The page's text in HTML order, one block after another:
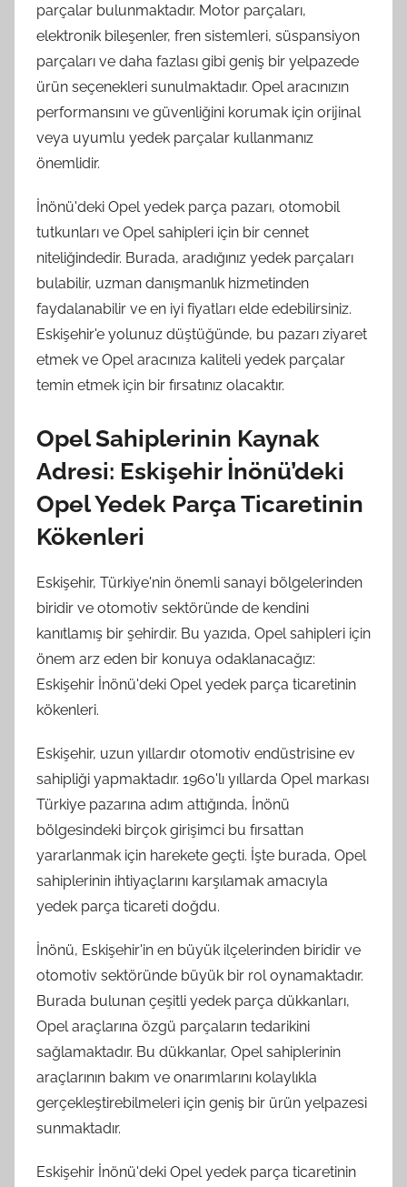
parçalar bulunmaktadır. Motor parçaları,
elektronik bileşenler, fren sistemleri, süspansiyon
parçaları ve daha fazlası gibi geniş bir yelpazede
ürün seçenekleri sunulmaktadır. Opel aracınızın
performansını ve güvenliğini korumak için orijinal
veya uyumlu yedek parçalar kullanmanız
önemlidir.
İnönü'deki Opel yedek parça pazarı, otomobil
tutkunları ve Opel sahipleri için bir cennet
niteliğindedir. Burada, aradığınız yedek parçaları
bulabilir, uzman danışmanlık hizmetinden
faydalanabilir ve en iyi fiyatları elde edebilirsiniz.
Eskişehir'e yolunuz düştüğünde, bu pazarı ziyaret
etmek ve Opel aracınıza kaliteli yedek parçalar
temin etmek için bir fırsatınız olacaktır.
Opel Sahiplerinin Kaynak
Adresi: Eskişehir İnönü’deki
Opel Yedek Parça Ticaretinin
Kökenleri
Eskişehir, Türkiye'nin önemli sanayi bölgelerinden
biridir ve otomotiv sektöründe de kendini
kanıtlamış bir şehirdir. Bu yazıda, Opel sahipleri için
önem arz eden bir konuya odaklanacağız:
Eskişehir İnönü'deki Opel yedek parça ticaretinin
kökenleri.
Eskişehir, uzun yıllardır otomotiv endüstrisine ev
sahipliği yapmaktadır. 1960'lı yıllarda Opel markası
Türkiye pazarına adım attığında, İnönü
bölgesindeki birçok girişimci bu fırsattan
yararlanmak için harekete geçti. İşte burada, Opel
sahiplerinin ihtiyaçlarını karşılamak amacıyla
yedek parça ticareti doğdu.
İnönü, Eskişehir'in en büyük ilçelerinden biridir ve
otomotiv sektöründe büyük bir rol oynamaktadır.
Burada bulunan çeşitli yedek parça dükkanları,
Opel araçlarına özgü parçaların tedarikini
sağlamaktadır. Bu dükkanlar, Opel sahiplerinin
araçlarının bakım ve onarımlarını kolaylıkla
gerçekleştirebilmeleri için geniş bir ürün yelpazesi
sunmaktadır.
Eskişehir İnönü'deki Opel yedek parça ticaretinin